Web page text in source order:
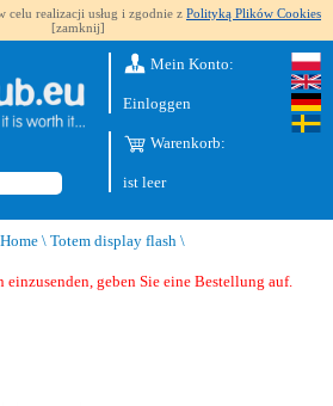
celu realizacji usług i zgodnie z Polityką Plików Cookies
[zamknij]
Mein Konto:
Einloggen
Warenkorb:
ist leer
Home\ Totem display flash\
einzusenden, geben Sie eine Bestellung auf.